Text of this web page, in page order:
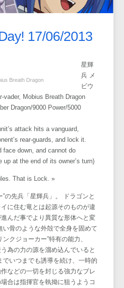
17/06/2013
Breath Dragon
星輝
兵 メ
ビウ
vader, Mobius Breath Dragon
Dragon/9000 Power/5000
attack hits a vanguard,
rear-guards, and lock it.
face down, and cannot do
up at the end of its owner’s turn)
That is Lock. »
の先兵「星輝兵」。 ドラゴンと
に住む竜とは起源そのものが違
んだ事でより異質な形体へと変
骨のような外殻で全身を固めて
クジョーカー”特有の能力、
為の力の源を溜め込んでいると
でいつまでも誘導を続け、一時的
などの一切を封じる強力なブレ
合は指揮官を執拗に狙うようコ